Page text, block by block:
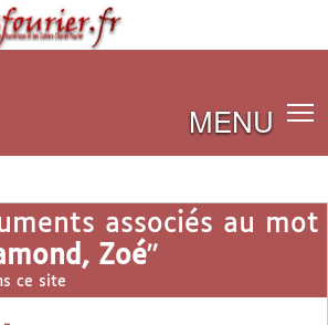
MENU
associés au mot
Zoé"
ce site